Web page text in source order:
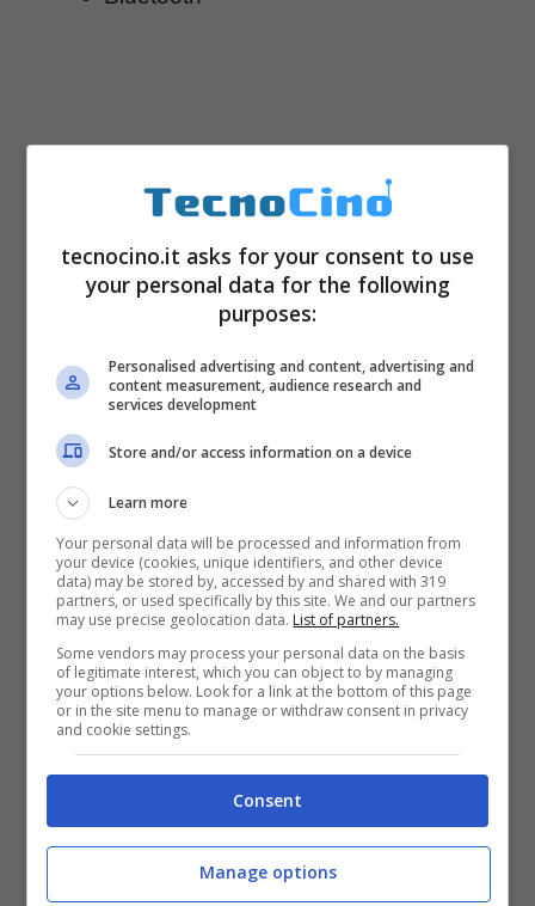
Il cellulare non è il classico telefonino scarso
e poco potente, ma un piccolo concentrato di
servizi soprattutto web-based. Troviamo
infatti pre-caricato non solo il client di
tecnocino.it asks for your consent to use
your personal data for the following
purposes:
Personalised advertising and content, advertising and
content measurement, audience research and
services development
Store and/or access information on a device
Learn more
Your personal data will be processed and information from
your device (cookies, unique identifiers, and other device
data) may be stored by, accessed by and shared with 319
partners, or used specifically by this site. We and our partners
may use precise geolocation data. List of partners.
Some vendors may process your personal data on the basis
of legitimate interest, which you can object to by managing
your options below. Look for a link at the bottom of this page
or in the site menu to manage or withdraw consent in privacy
and cookie settings.
Consent
Manage options